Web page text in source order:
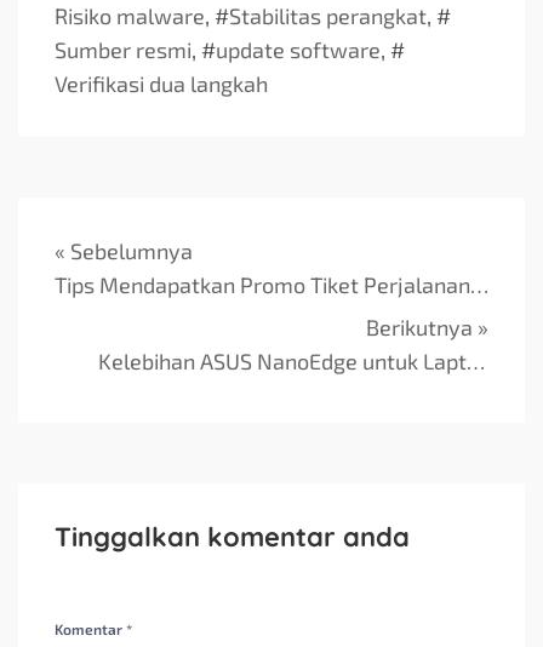
Risiko malware, #Stabilitas perangkat, #
Sumber resmi, #update software, #
Verifikasi dua langkah
« Sebelumnya
Tips Mendapatkan Promo Tiket Perjalanan Hemat
Berikutnya »
Kelebihan ASUS NanoEdge untuk Laptop Gaming Modern
Tinggalkan komentar anda
Komentar *